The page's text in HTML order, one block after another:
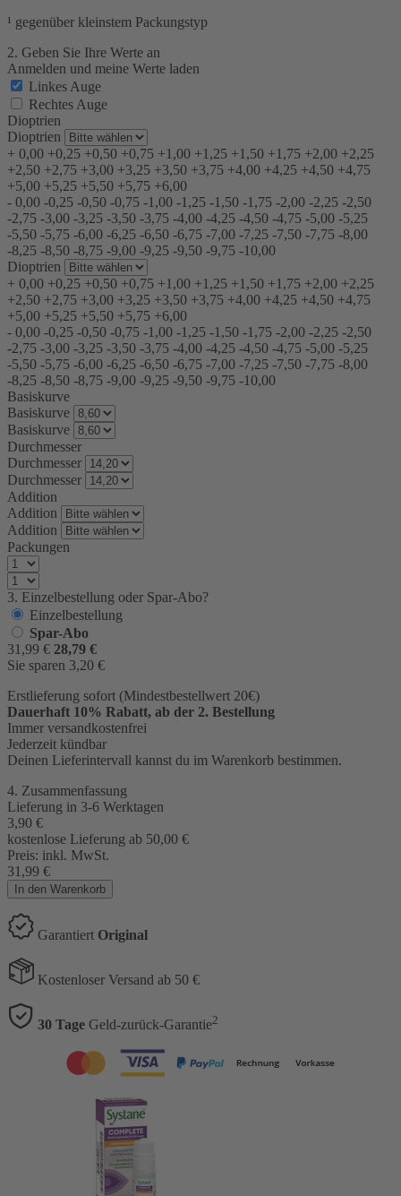
¹ gegenüber kleinstem Packungstyp
2. Geben Sie Ihre Werte an
Anmelden und meine Werte laden
Linkes Auge
Rechtes Auge
Dioptrien
Dioptrien
+ 0,00 +0,25 +0,50 +0,75 +1,00 +1,25 +1,50 +1,75 +2,00 +2,25
+2,50 +2,75 +3,00 +3,25 +3,50 +3,75 +4,00 +4,25 +4,50 +4,75
+5,00 +5,25 +5,50 +5,75 +6,00
- 0,00 -0,25 -0,50 -0,75 -1,00 -1,25 -1,50 -1,75 -2,00 -2,25 -2,50
-2,75 -3,00 -3,25 -3,50 -3,75 -4,00 -4,25 -4,50 -4,75 -5,00 -5,25
-5,50 -5,75 -6,00 -6,25 -6,50 -6,75 -7,00 -7,25 -7,50 -7,75 -8,00
-8,25 -8,50 -8,75 -9,00 -9,25 -9,50 -9,75 -10,00
Dioptrien
+ 0,00 +0,25 +0,50 +0,75 +1,00 +1,25 +1,50 +1,75 +2,00 +2,25
+2,50 +2,75 +3,00 +3,25 +3,50 +3,75 +4,00 +4,25 +4,50 +4,75
+5,00 +5,25 +5,50 +5,75 +6,00
- 0,00 -0,25 -0,50 -0,75 -1,00 -1,25 -1,50 -1,75 -2,00 -2,25 -2,50
-2,75 -3,00 -3,25 -3,50 -3,75 -4,00 -4,25 -4,50 -4,75 -5,00 -5,25
-5,50 -5,75 -6,00 -6,25 -6,50 -6,75 -7,00 -7,25 -7,50 -7,75 -8,00
-8,25 -8,50 -8,75 -9,00 -9,25 -9,50 -9,75 -10,00
Basiskurve
Basiskurve
Basiskurve
Durchmesser
Durchmesser
Durchmesser
Addition
Addition
Addition
Packungen
3. Einzelbestellung oder Spar-Abo?
Einzelbestellung
Spar-Abo
31,99 € 28,79 €
Sie sparen 3,20 €
Erstlieferung sofort (Mindestbestellwert 20€)
Dauerhaft 10% Rabatt, ab der 2. Bestellung
Immer versandkostenfrei
Jederzeit kündbar
Deinen Lieferintervall kannst du im Warenkorb bestimmen.
4. Zusammenfassung
Lieferung in 3-6 Werktagen
3,90 €
kostenlose Lieferung ab 50,00 €
Preis: inkl. MwSt.
31,99 €
In den Warenkorb
Garantiert Original
Kostenloser Versand ab 50 €
30 Tage Geld-zurück-Garantie2